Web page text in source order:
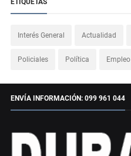
Interés General Actualidad
Policiales Política Empleo
ENVÍA INFORMACIÓN: 099 961 044